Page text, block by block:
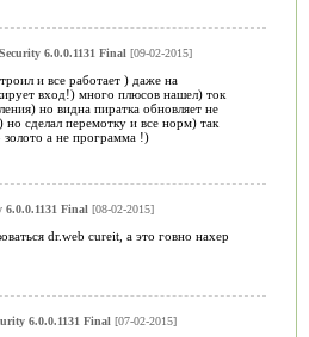
6.0.0.1131 Final [09-02-2015]
и все работает ) даже на
вход!) много плюсов нашел) ток
но видна пиратка обновляет не
но сделал перемотку и все норм) так
а не программа !)
6.0.0.1131 Final [08-02-2015]
dr.web cureit, а это говно нахер
6.0.0.1131 Final [07-02-2015]